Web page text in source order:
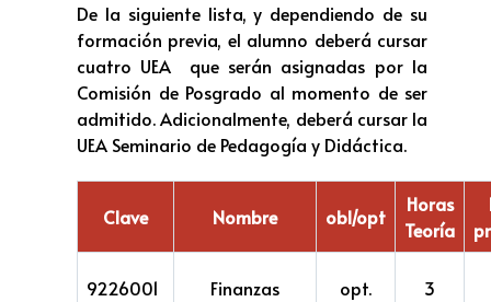
De la siguiente lista, y dependiendo de su
formación previa, el alumno deberá cursar
cuatro UEA que serán asignadas por la
Comisión de Posgrado al momento de ser
admitido. Adicionalmente, deberá cursar la
UEA Seminario de Pedagogía y Didáctica.
Clave Nombre obl/opt
Horas
Teoría
9226001 Finanzas opt. 3